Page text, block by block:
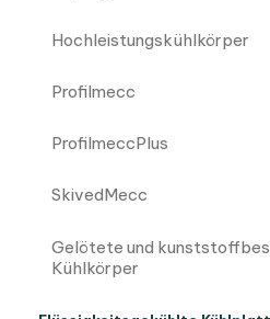
Hochleistungskühlkörper
Profilmecc
ProfilmeccPlus
SkivedMecc
Gelötete und
Kühlkörper